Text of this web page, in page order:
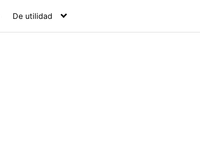
De utilidad